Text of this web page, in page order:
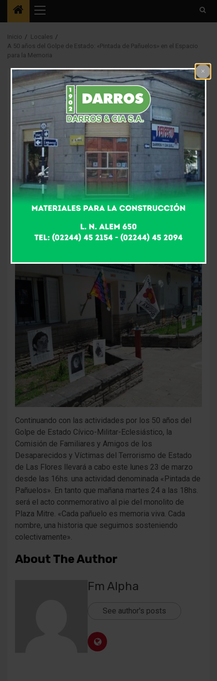
Menú
principal
Inicio
Locales
A 50 años del Golpe de Estado: «Pintada de Pañuelos» en el Espacio
para la Memoria
Locales
A 50 años del Golpe de
Estado: «Pintada de
Pañuelos» en el
Espacio para la
Memoria
Continuando con las actividades por los 50 años del
Golpe de Estado Cívico-Militar-Eclesiástico, la
Comisión de Familiares y Amigos de los
Desaparecidos y Víctimas del Terrorismo de Estado
de Las Flores llevará a cabo este lunes 23 de marzo
desde las 16hs. una actividad denominada «Pintada de
Pañuelos». En tanto que mañana martes 24 a las 18hs.
será el acto conmemorativo al pie del monolito de
Plaza Mitre. «Cada pañuelo es memoria viva. Cada
nombre, una historia que seguimos sosteniendo
colectivamente».
About The Author
Fm Alpha
See author's posts